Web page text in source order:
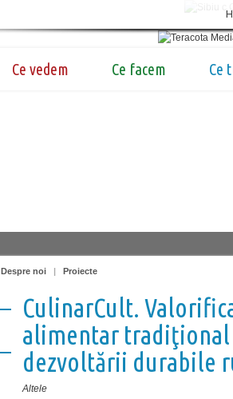
Ce vedem Ce facem Ce
Despre noi | Proiecte
CulinarCult.
alimentar
dezvoltării durabile
Altele